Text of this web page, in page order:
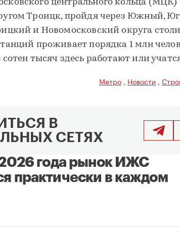
центрального кольца (МЦК)
Троицк, пройдя через Южный,
и Новомосковский округа
проживает порядка 1 млн
тысяч здесь работают или
Метро , Новости ,
В
СЕТЯХ
года рынок ИЖС
практически в каждом